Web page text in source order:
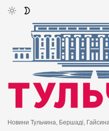
Новини Тульчина, Бершаді,